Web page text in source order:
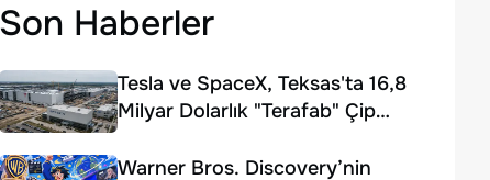
Son Haberler
Tesla ve SpaceX, Teksas'ta 16,8
Milyar Dolarlık "Terafab" Çip
Warner Bros. Discovery’nin